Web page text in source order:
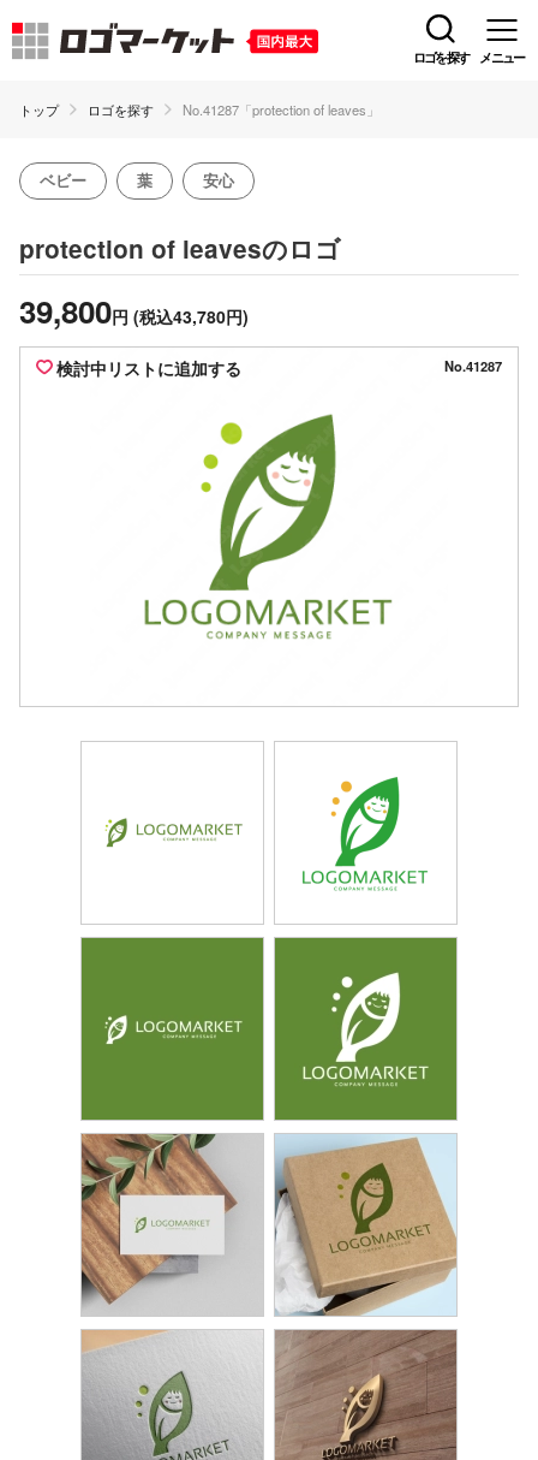
ロゴを探す メニュー
トップ ロゴを探す No.41287「protection of leaves」
ベビー 葉 安心
protection of leavesのロゴ
39,800円 (税込43,780円)
検討中リストに追加する No.41287